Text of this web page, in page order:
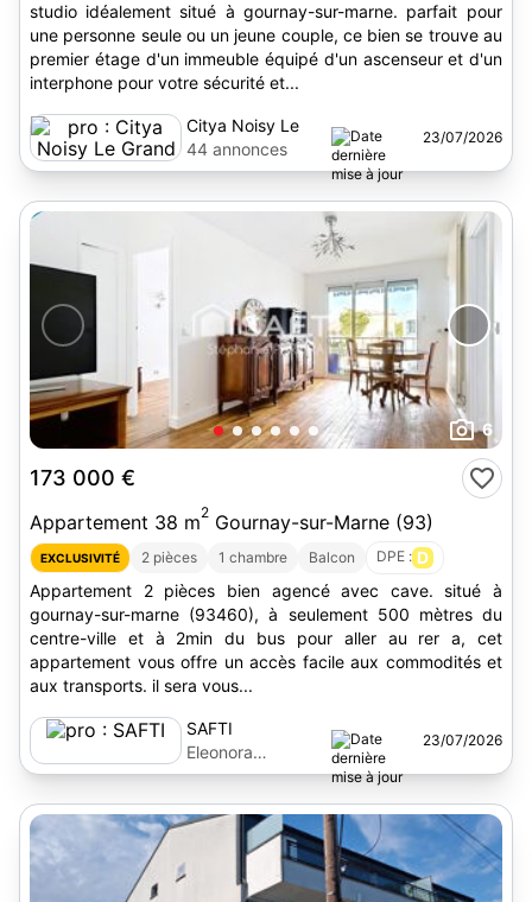
studio idéalement situé à gournay-sur-marne. parfait pour
une personne seule ou un jeune couple, ce bien se trouve au
premier étage d'un immeuble équipé d'un ascenseur et d'un
interphone pour votre sécurité et...
Citya Noisy Le
Grand
44 annonces
23/07/2026
6
173 000 €
Appartement 38 m2 Gournay-sur-Marne (93)
EXCLUSIVITÉ 2 pièces 1 chambre Balcon DPE : D
Appartement 2 pièces bien agencé avec cave. situé à
gournay-sur-marne (93460), à seulement 500 mètres du
centre-ville et à 2min du bus pour aller au rer a, cet
appartement vous offre un accès facile aux commodités et
aux transports. il sera vous...
SAFTI
Eleonora
Cernovod
23/07/2026